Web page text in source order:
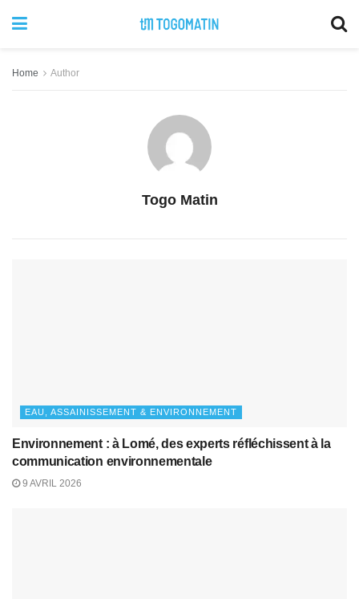
Home Author
Togo Matin
EAU, ASSAINISSEMENT & ENVIRONNEMENT
Environnement : à Lomé, des experts réfléchissent à la
communication environnementale
9 AVRIL 2026